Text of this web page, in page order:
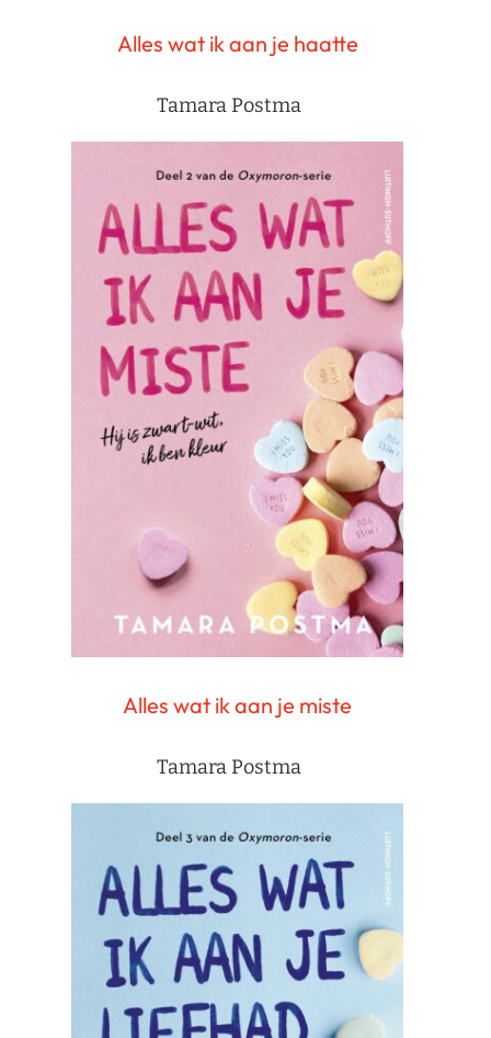
Alles wat ik aan je haatte
Tamara Postma
Alles wat ik aan je miste
Tamara Postma